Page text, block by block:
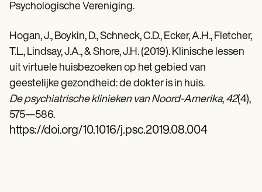
Psychologische Vereniging.
Hogan, J., Boykin, D., Schneck, C.D., Ecker, A.H., Fletcher,
T.L., Lindsay, J.A., & Shore, J.H. (2019). Klinische lessen
uit virtuele huisbezoeken op het gebied van
geestelijke gezondheid: de dokter is in huis.
De psychiatrische klinieken van Noord-Amerika, 42(4),
575—586.
https://doi.org/10.1016/j.psc.2019.08.004